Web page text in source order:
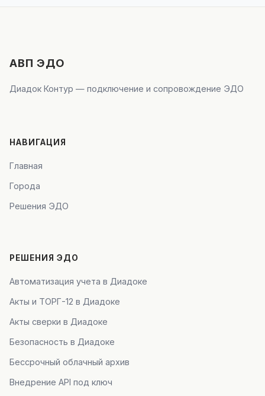
АВП ЭДО
Диадок Контур — подключение и сопровождение ЭДО
НАВИГАЦИЯ
Главная
Города
Решения ЭДО
РЕШЕНИЯ ЭДО
Автоматизация учета в Диадоке
Акты и ТОРГ-12 в Диадоке
Акты сверки в Диадоке
Безопасность в Диадоке
Бессрочный облачный архив
Внедрение API под ключ